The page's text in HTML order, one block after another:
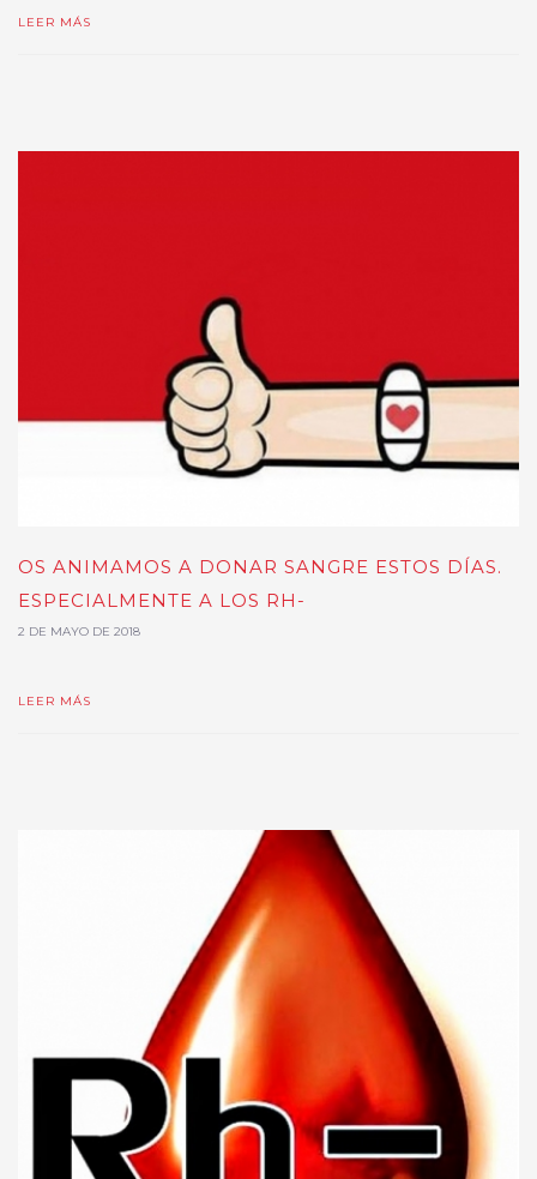
LEER MÁS
OS ANIMAMOS A DONAR SANGRE ESTOS DÍAS.
ESPECIALMENTE A LOS RH-
2 DE MAYO DE 2018
LEER MÁS